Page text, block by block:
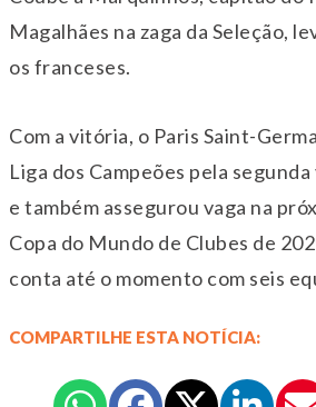
Magalhães na zaga da Seleção,
os franceses.
Com a vitória, o Paris Saint-
Liga dos Campeões pela
e também assegurou vaga na
Copa do Mundo de Clubes de
conta até o momento com seis
COMPARTILHE ESTA NOTÍCIA: